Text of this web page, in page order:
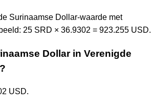
Surinaamse Dollar-waarde met
25 SRD × 36.9302 = 923.255 USD.
Dollar in Verenigde
USD.